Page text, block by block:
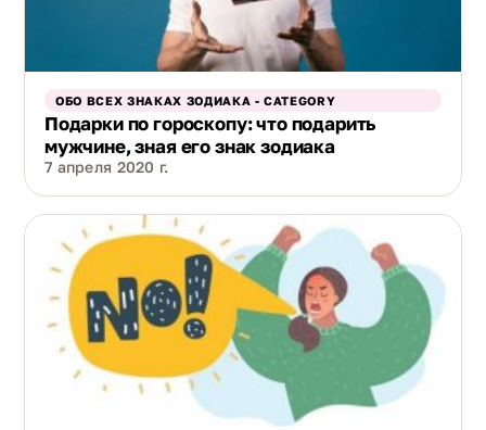
ОБО ВСЕХ ЗНАКАХ ЗОДИАКА - CATEGORY
Подарки по гороскопу: что подарить
мужчине, зная его знак зодиака
7 апреля 2020 г.